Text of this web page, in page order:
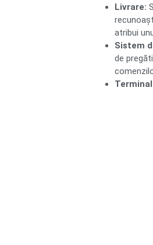
Livrare:
atribui
Sistem
de